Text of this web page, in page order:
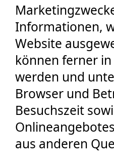
Informationen,
Website
können ferner
werden und
Browser und
Besuchszeit
aus anderen